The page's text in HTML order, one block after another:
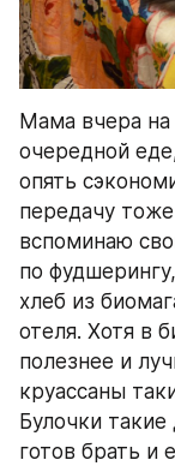
Мама вчера на
очередной
опять
передачу
вспоминаю
по
хлеб из
отеля. Хотя в
полезнее и
круассаны
Булочки
готов брать и